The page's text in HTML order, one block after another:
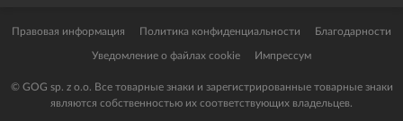
Правовая информация Политика конфиденциальности Благодарности
Уведомление о файлах cookie Импрессум
© GOG sp. z o.o. Все товарные знаки и зарегистрированные товарные знаки
являются собственностью их соответствующих владельцев.